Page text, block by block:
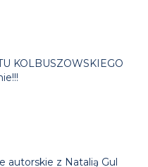
KOLBUSZOWSKIEGO
autorskie z Natalią Gul